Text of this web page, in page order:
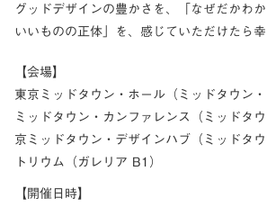
グッドデザインの豊かさを、「なぜだかわ
いいものの正体」を、感じていただけたら幸
【会場】
東京ミッドタウン・ホール（ミッドタウン
ミッドタウン・カンファレンス（ミッドタ
京ミッドタウン・デザインハブ（ミッドタ
トリウム（ガレリア B1）
【開催日時】